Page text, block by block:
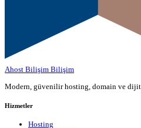
Ahost Bilişim Bilişim
Modern, güvenilir hosting, domain ve
Hizmetler
Hosting